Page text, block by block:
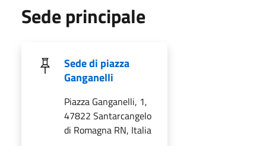
Sede principale
Sede di piazza
Ganganelli
Piazza Ganganelli, 1,
47822 Santarcangelo
di Romagna RN, Italia